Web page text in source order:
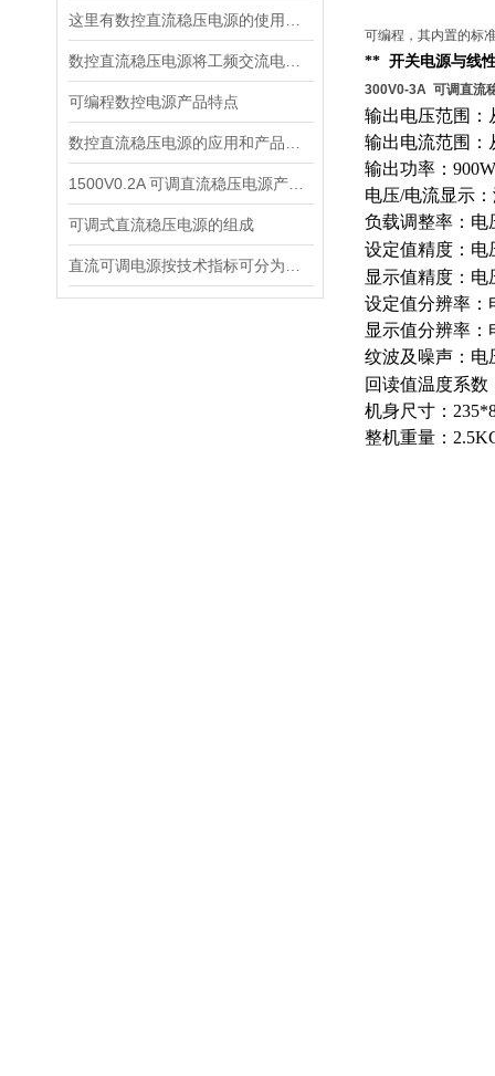
可编程数控电源产品特点
可调式直流稳压电源的组成
可编程，其内置的标
** 开关电源与线
300V0-3A 可调直流
输出电压范围：
输出电流范围：
输出功率：900W
电压/电流显示
负载调整率：电
设定值精度：电
显示值精度：电
设定值分辨率：
显示值分辨率：
纹波及噪声：电
回读值温度系数
机身尺寸：
整机重量：